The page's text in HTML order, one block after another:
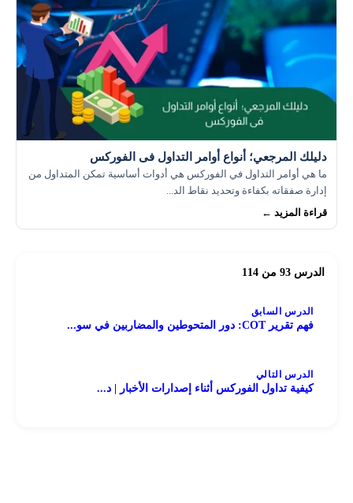
دليلك المرجعي؛ أنواع أوامر التداول فى الفوركس
ما هي أوامر التداول في الفوركس هي أدوات أساسية تمكن المتداول من
إدارة صفقاته بكفاءة وتحديد نقاط الد...
قراءة المزيد ←
الدرس 93 من 114
الدرس السابق
فهم تقرير COT: دور المتحوطين والمضاربين في سو...
الدرس التالي
كيفية تداول الفوركس أثناء إصدارات الأخبار | د...